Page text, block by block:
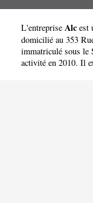
L'entreprise Alc est
domicilié au 353
immatriculé sous le
activité en 2010. Il